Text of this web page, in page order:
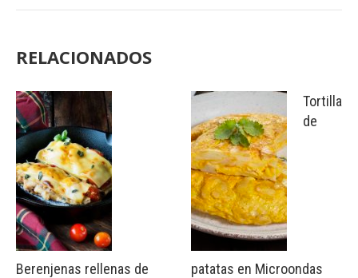
RELACIONADOS
Berenjenas rellenas de
Tortilla
de
patatas en Microondas